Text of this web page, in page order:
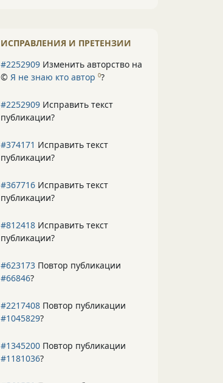
ИСПРАВЛЕНИЯ И ПРЕТЕНЗИИ
#2252909 Изменить авторство на
© Я не знаю кто автор 0?
#2252909 Исправить текст
публикации?
#374171 Исправить текст
публикации?
#367716 Исправить текст
публикации?
#812418 Исправить текст
публикации?
#623173 Повтор публикации
#66846?
#2217408 Повтор публикации
#1045829?
#1345200 Повтор публикации
#1181036?